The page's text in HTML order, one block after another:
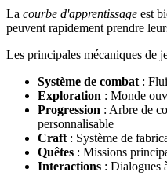
La courbe d'apprentissage est
peuvent rapidement prendre
Les principales mécaniques de
Système de combat :
Exploration : Monde
Progression : Arbre de
personnalisable
Craft : Système de
Quêtes : Missions
Interactions : Dialogues